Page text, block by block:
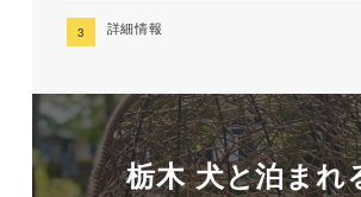
詳細情報
栃木 犬と泊まれ